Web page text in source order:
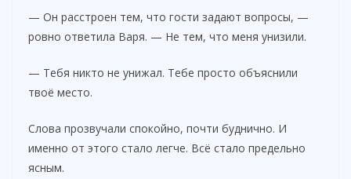
— Он расстроен тем, что гости задают вопросы, —
ровно ответила Варя. — Не тем, что меня унизили.
— Тебя никто не унижал. Тебе просто объяснили
твоё место.
Слова прозвучали спокойно, почти буднично. И
именно от этого стало легче. Всё стало предельно
ясным.